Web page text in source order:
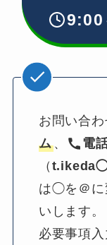
9:00
お問い合
ム、 電
（
は◯を＠に
いします。
必要事項